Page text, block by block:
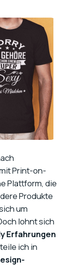
Print-on-
Plattform, die
Produkte
um
lohnt sich
Erfahrungen
ich in